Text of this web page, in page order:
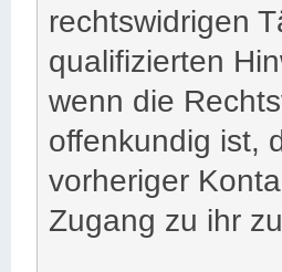
rechtswidrigen
qualifizierten
wenn die
offenkundig ist,
vorheriger
Zugang zu ihr